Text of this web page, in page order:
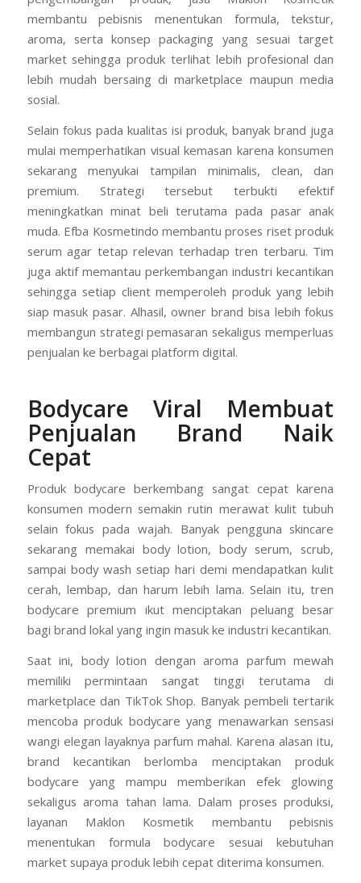
membantu pebisnis menentukan formula, tekstur,
aroma, serta konsep packaging yang sesuai target
market sehingga produk terlihat lebih profesional dan
lebih mudah bersaing di marketplace maupun media
sosial.
Selain fokus pada kualitas isi produk, banyak brand juga
mulai memperhatikan visual kemasan karena konsumen
sekarang menyukai tampilan minimalis, clean, dan
premium. Strategi tersebut terbukti efektif
meningkatkan minat beli terutama pada pasar anak
muda. Efba Kosmetindo membantu proses riset produk
serum agar tetap relevan terhadap tren terbaru. Tim
juga aktif memantau perkembangan industri kecantikan
sehingga setiap client memperoleh produk yang lebih
siap masuk pasar. Alhasil, owner brand bisa lebih fokus
membangun strategi pemasaran sekaligus memperluas
penjualan ke berbagai platform digital.
Bodycare Viral Membuat
Penjualan Brand Naik
Cepat
Produk bodycare berkembang sangat cepat karena
konsumen modern semakin rutin merawat kulit tubuh
selain fokus pada wajah. Banyak pengguna skincare
sekarang memakai body lotion, body serum, scrub,
sampai body wash setiap hari demi mendapatkan kulit
cerah, lembap, dan harum lebih lama. Selain itu, tren
bodycare premium ikut menciptakan peluang besar
bagi brand lokal yang ingin masuk ke industri kecantikan.
Saat ini, body lotion dengan aroma parfum mewah
memiliki permintaan sangat tinggi terutama di
marketplace dan TikTok Shop. Banyak pembeli tertarik
mencoba produk bodycare yang menawarkan sensasi
wangi elegan layaknya parfum mahal. Karena alasan itu,
brand kecantikan berlomba menciptakan produk
bodycare yang mampu memberikan efek glowing
sekaligus aroma tahan lama. Dalam proses produksi,
layanan Maklon Kosmetik membantu pebisnis
menentukan formula bodycare sesuai kebutuhan
market supaya produk lebih cepat diterima konsumen.